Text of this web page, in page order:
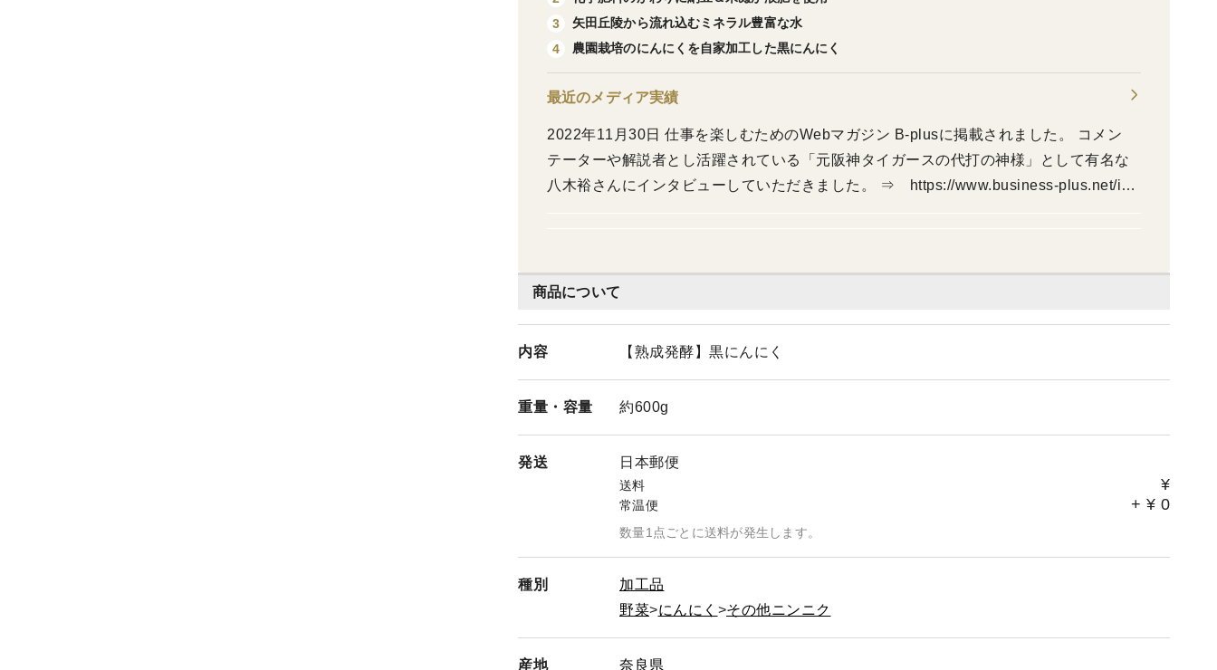
商品について
内容 【熟成発酵】黒にんにく
重量・ 容量 約600g
発送 日本郵便
送料 ¥
常温便 + ¥ 0
数量1点ごとに送料が発生します。
種別
加工品
野菜
にんにく その他ニンニク
産地 奈良県
3
矢田丘陵から流れ込むミネラル豊富な水
4
農園栽培のにんにくを自家加工した黒にんにく
最近のメディア実績
2022年11月30日 仕事を楽しむためのWebマガジン B-plusに掲載されました。 コメン
テーターや解説者とし活躍されている「元阪神タイガースの代打の神様」として有名な
八木裕さんにインタビューしていただきました。 ⇒ https://www.business-plus.net/int